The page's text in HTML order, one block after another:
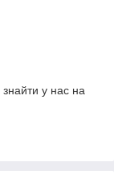
знайти у нас на